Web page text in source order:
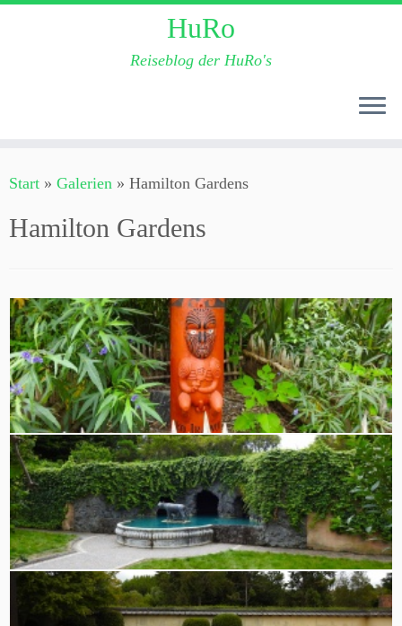
Inhalt
HuRo
Reiseblog der HuRo's
Start » Galerien » Hamilton Gardens
Hamilton Gardens